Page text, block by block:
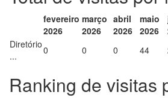
fevereiro
2026
março
2026
abril
2026
maio
2026
Diretório
...
0 0 0 44
Ranking de visitas